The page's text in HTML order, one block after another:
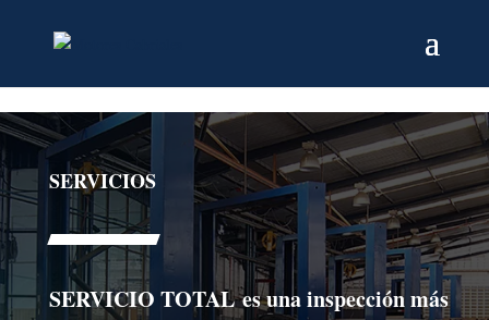
SERVICIOS
SERVICIO TOTALes una inspección más